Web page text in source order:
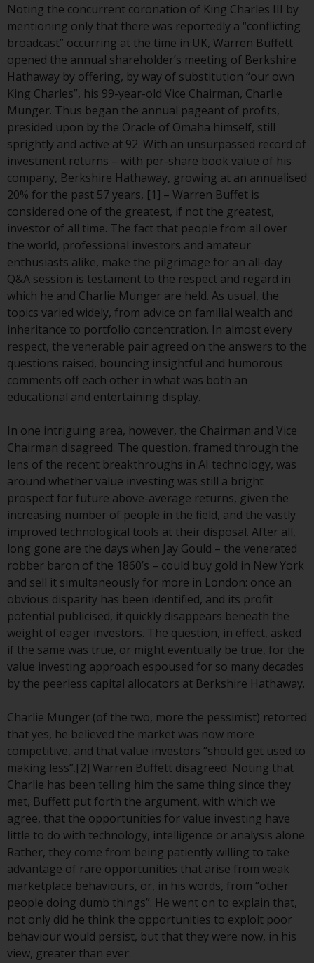
Durch den Zugriff auf diese
Website erklären Sie, dass Sie die
folgenden
Geschäftsbedingungen, wie sie
von RWC Partners Limited („RWC“)
herausgegeben wurden, gelesen
und anerkannt haben und damit
einverstanden sind. Diese
Website kann Werbung
enthalten.
Zugang unterliegt lokalen
Beschränkungen
Obwohl Sie ein Land ausgewählt
haben, richtet sich diese Website
nicht an eine bestimmte
Gerichtsbarkeit und Sie betreten
eine globale Website. Auf dieser
Website erwähnte Produkte oder
Dienstleistungen unterliegen
Anforderungen und sind
möglicherweise nicht in allen
Gerichtsbarkeiten verfügbar. Auf
dieser Website erwähnte
Produkte oder Dienstleistungen
werden auf der Grundlage
bestimmter Registrierungen in
relevanten Gerichtsbarkeiten
gemäß den Europäischen
Richtlinien zur Koordinierung von
Gesetzen, Vorschriften und
Verwaltungsvorschriften in Bezug
auf Organismen für gemeinsame
Anlagen in Wertpapieren
(UCITS/OGAW) (Richtlinie
2009/65/EG ) und die Richtlinie
Investmentfonds (Richtlinie
2011/61/EU) sowie die
entsprechenden Regelungen, die
diese Regelungen in britisches
Recht umgesetzt und dann beim
Austritt des Vereinigten
Königreichs aus der Europäischen
Union ersetzt haben; es kann
jedoch zusätzliche Anforderungen
oder Formalitäten geben, die Ihre
Anlage verbieten.
Dementsprechend sind Sie
verpflichtet, sich über solche
Einschränkungen zu informieren
und diese zu beachten. Auf dieser
Noting the concurrent coronation of King Charles III by
mentioning only that there was reportedly a “conflicting
broadcast” occurring at the time in UK, Warren Buffett
opened the annual shareholder’s meeting of Berkshire
Hathaway by offering, by way of substitution “our own
King Charles”, his 99-year-old Vice Chairman, Charlie
Munger. Thus began the annual pageant of profits,
presided upon by the Oracle of Omaha himself, still
sprightly and active at 92. With an unsurpassed record of
investment returns – with per-share book value of his
company, Berkshire Hathaway, growing at an annualised
20% for the past 57 years, [1] – Warren Buffet is
considered one of the greatest, if not the greatest,
investor of all time. The fact that people from all over
the world, professional investors and amateur
enthusiasts alike, make the pilgrimage for an all-day
Q&A session is testament to the respect and regard in
which he and Charlie Munger are held. As usual, the
topics varied widely, from advice on familial wealth and
inheritance to portfolio concentration. In almost every
respect, the venerable pair agreed on the answers to the
questions raised, bouncing insightful and humorous
comments off each other in what was both an
educational and entertaining display.
In one intriguing area, however, the Chairman and Vice
Chairman disagreed. The question, framed through the
lens of the recent breakthroughs in AI technology, was
around whether value investing was still a bright
prospect for future above-average returns, given the
increasing number of people in the field, and the vastly
improved technological tools at their disposal. After all,
long gone are the days when Jay Gould – the venerated
robber baron of the 1860’s – could buy gold in New York
and sell it simultaneously for more in London: once an
obvious disparity has been identified, and its profit
potential publicised, it quickly disappears beneath the
weight of eager investors. The question, in effect, asked
if the same was true, or might eventually be true, for the
value investing approach espoused for so many decades
by the peerless capital allocators at Berkshire Hathaway.
Charlie Munger (of the two, more the pessimist) retorted
that yes, he believed the market was now more
competitive, and that value investors “should get used to
making less”.[2] Warren Buffett disagreed. Noting that
Charlie has been telling him the same thing since they
met, Buffett put forth the argument, with which we
agree, that the opportunities for value investing have
little to do with technology, intelligence or analysis alone.
Rather, they come from being patiently willing to take
advantage of rare opportunities that arise from weak
marketplace behaviours, or, in his words, from “other
people doing dumb things”. He went on to explain that,
not only did he think the opportunities to exploit poor
behaviour would persist, but that they were now, in his
view, greater than ever: